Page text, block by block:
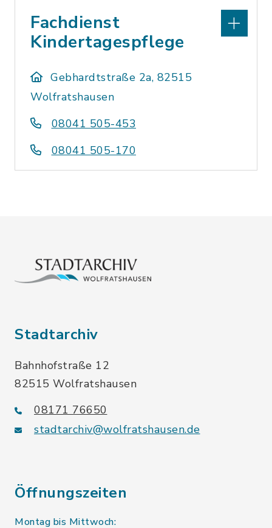
Fachdienst
Kindertagespflege
Gebhardtstraße 2a, 82515
Wolfratshausen
08041 505-453
08041 505-170
Stadtarchiv
Bahnhofstraße 12
82515 Wolfratshausen
08171 76650
stadtarchiv@wolfratshausen.de
Öffnungszeiten
Montag bis Mittwoch: